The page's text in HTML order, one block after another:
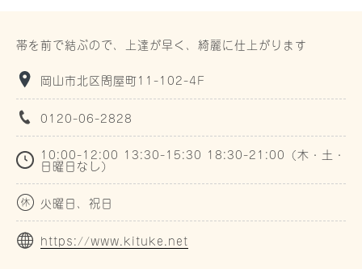
帯を前で結ぶので、上達が早く、綺麗に仕上がります
岡山市北区問屋町11-102-4F
0120-06-2828
10:00-12:00 13:30-15:30 18:30-21:00（木・土・
日曜日なし）
火曜日、祝日
https://www.kituke.net